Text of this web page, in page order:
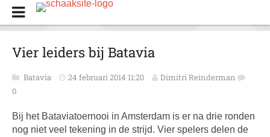
Vier leiders bij Batavia
Batavia 24 februari 2014 11:20
Dimitri Reinderman
0
Bij het Bataviatoernooi in Amsterdam is er na drie ronden
nog niet veel tekening in de strijd. Vier spelers delen de